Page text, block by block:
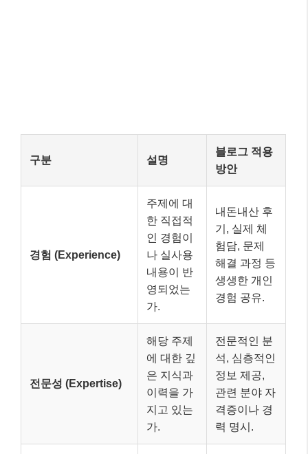
구분 설명
블로그 적용
방안
경험 (Experience)
주제에 대
한 직접적
인 경험이
나 실사용
내용이 반
영되었는
가.
내돈내산 후
기, 실제 체
험담, 문제
해결 과정 등
생생한 개인
경험 공유.
전문성 (Expertise)
해당 주제
에 대한 깊
은 지식과
이력을 가
지고 있는
가.
전문적인 분
석, 심층적인
정보 제공,
관련 분야 자
격증이나 경
력 명시.